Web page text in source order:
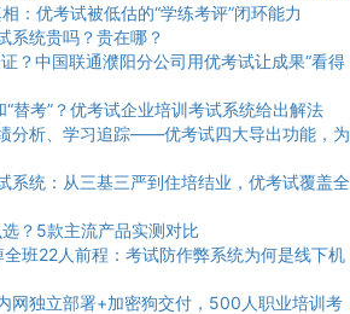
：优考试被低估的“学练考评”闭环能力
系统贵吗？贵在哪？
？中国联通濮阳分公司用优考试让成果“看得
“替考”？优考试企业培训考试系统给出解法
分析、学习追踪——优考试四大导出功能，为
系统：从三基三严到住培结业，优考试覆盖全
？5款主流产品实测对比
班22人前程：考试防作弊系统为何是线下机
网独立部署+加密狗交付，500人职业培训考